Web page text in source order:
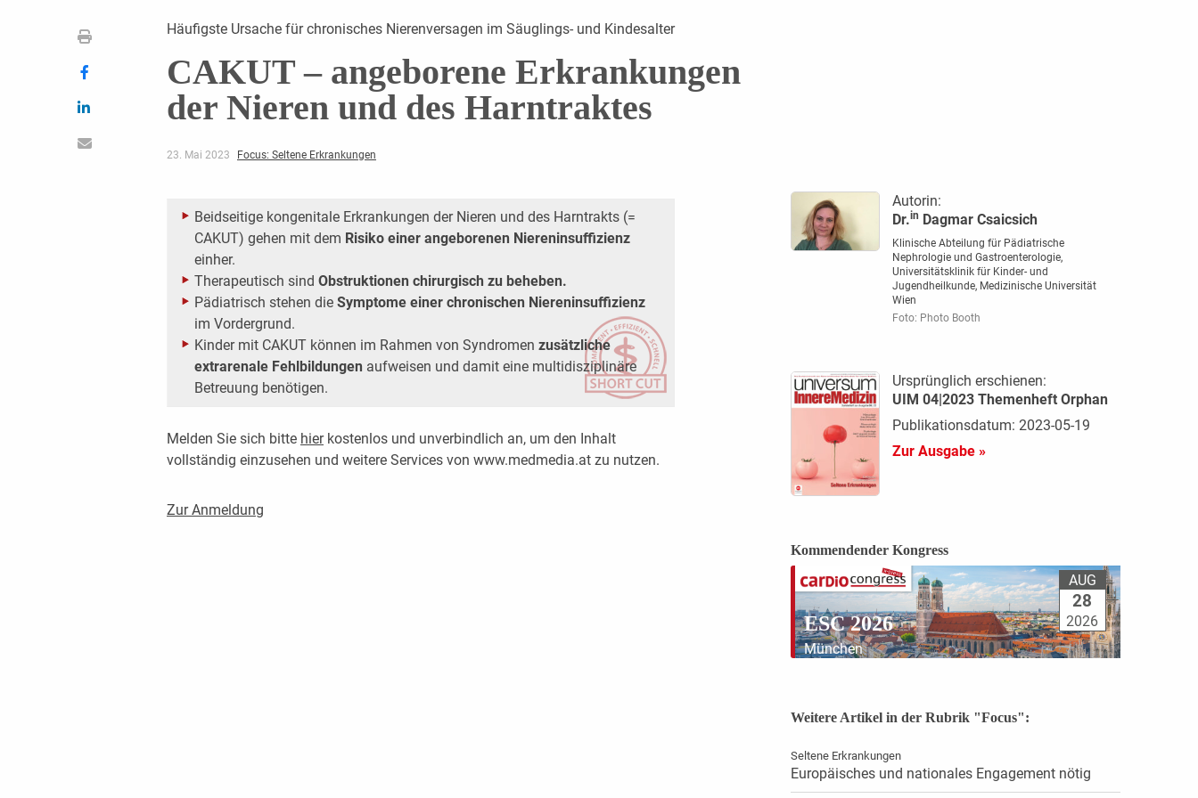
Häufigste Ursache für chronisches Nierenversagen im Säuglings- und Kindesalter
CAKUT – angeborene Erkrankungen
der Nieren und des Harntraktes
23. Mai 2023 Focus: Seltene Erkrankungen
Beidseitige kongenitale Erkrankungen der Nieren und des Harntrakts (=
CAKUT) gehen mit dem Risiko einer angeborenen Niereninsuffizienz
einher.
Therapeutisch sind Obstruktionen chirurgisch zu beheben.
Pädiatrisch stehen die Symptome einer chronischen Niereninsuffizienz
im Vordergrund.
Kinder mit CAKUT können im Rahmen von Syndromen zusätzliche
extrarenale Fehlbildungen aufweisen und damit eine multidisziplinäre
Betreuung benötigen.
Melden Sie sich bitte hierkostenlos und unverbindlich an, um den Inhalt
vollständig einzusehen und weitere Services von www.medmedia.at zu nutzen.
Zur Anmeldung
Autorin:
Dr.in Dagmar Csaicsich
Klinische Abteilung für Pädiatrische
Nephrologie und Gastroenterologie,
Universitätsklinik für Kinder- und
Jugendheilkunde, Medizinische Universität
Wien
Foto: Photo Booth
Ursprünglich erschienen:
UIM 04|2023 Themenheft Orphan
Publikationsdatum: 2023-05-19
Zur Ausgabe »
Kommendender Kongress
ESC 2026
München
AUG
28
2026
Weitere Artikel in der Rubrik "Focus":
Seltene Erkrankungen
Europäisches und nationales Engagement nötig